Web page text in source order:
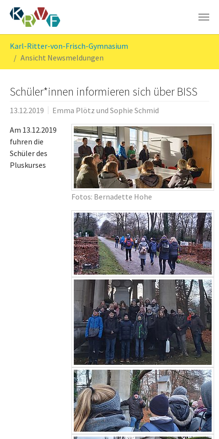
Karl-Ritter-von-Frisch-Gymnasium
Ansicht Newsmeldungen
Schüler*innen informieren sich über BISS
13.12.2019 Emma Plötz und Sophie Schmid
Fotos: Bernadette Hohe
Am 13.12.2019
fuhren die
Schüler des
Pluskurses